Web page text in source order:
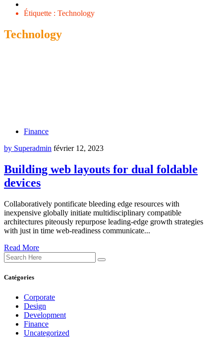
Étiquette : Technology
Technology
Finance
by Superadmin février 12, 2023
Building web layouts for dual foldable
devices
Collaboratively pontificate bleeding edge resources with
inexpensive globally initiate multidisciplinary compatible
architectures piteously repurpose leading-edge growth strategies
with just in time web-readiness communicate...
Read More
Catégories
Corporate
Design
Development
Finance
Uncategorized